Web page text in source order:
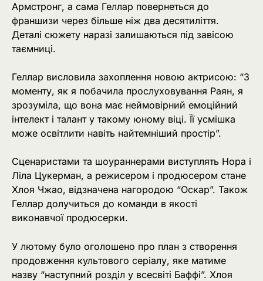
Армстронг, а сама Геллар повернеться до
франшизи через більше ніж два десятиліття.
Деталі сюжету наразі залишаються під завісою
таємниці.
Геллар висловила захоплення новою актрисою: “З
моменту, як я побачила прослуховування Раян, я
зрозуміла, що вона має неймовірний емоційний
інтелект і талант у такому юному віці. Її усмішка
може освітлити навіть найтемніший простір”.
Сценаристами та шоураннерами виступлять Нора і
Ліла Цукерман, а режисером і продюсером стане
Хлоя Чжао, відзначена нагородою “Оскар”. Також
Геллар долучиться до команди в якості
виконавчої продюсерки.
У лютому було оголошено про план з створення
продовження культового серіалу, яке матиме
назву “наступний розділ у всесвіті Баффі”. Хлоя